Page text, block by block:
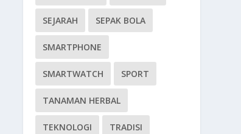
SEJARAH SEPAK BOLA
SMARTPHONE
SMARTWATCH SPORT
TANAMAN HERBAL
TEKNOLOGI TRADISI